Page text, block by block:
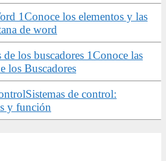
Conoce los elementos y las
de word
Conoce las
los Buscadores
Sistemas de control:
y función